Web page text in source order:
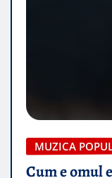
MUZICA
Cum e omul